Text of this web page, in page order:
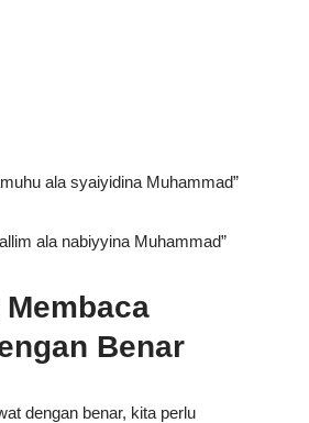
ala syaiyidina Muhammad”
ala nabiyyina Muhammad”
Benar
dengan benar, kita perlu